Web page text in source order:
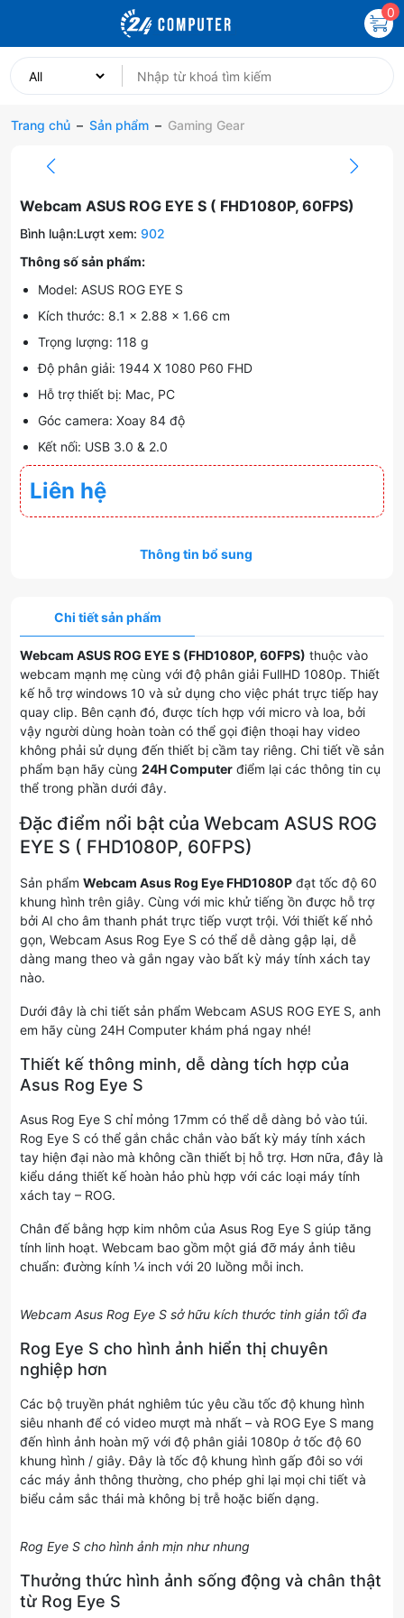
0
Trang chủ – Sản phẩm – Gaming Gear
Webcam ASUS ROG EYE S ( FHD1080P, 60FPS)
Bình luận:Lượt xem: 902
Thông số sản phẩm:
Model: ASUS ROG EYE S
Kích thước: 8.1 x 2.88 x 1.66 cm
Trọng lượng: 118 g
Độ phân giải: 1944 X 1080 P60 FHD
Hỗ trợ thiết bị: Mac, PC
Góc camera: Xoay 84 độ
Kết nối: USB 3.0 & 2.0
Liên hệ
Thông tin bổ sung
Chi tiết sản phẩm
Webcam ASUS ROG EYE S (FHD1080P, 60FPS) thuộc vào
webcam mạnh mẹ cùng với độ phân giải FullHD 1080p. Thiết
kế hỗ trợ windows 10 và sử dụng cho việc phát trực tiếp hay
quay clip. Bên cạnh đó, được tích hợp với micro và loa, bởi
vậy người dùng hoàn toàn có thể gọi điện thoại hay video
không phải sử dụng đến thiết bị cầm tay riêng. Chi tiết về sản
phẩm bạn hãy cùng 24H Computer điểm lại các thông tin cụ
thể trong phần dưới đây.
Đặc điểm nổi bật của Webcam ASUS ROG
EYE S ( FHD1080P, 60FPS)
Sản phẩm Webcam Asus Rog Eye FHD1080P đạt tốc độ 60
khung hình trên giây. Cùng với mic khử tiếng ồn được hỗ trợ
bởi AI cho âm thanh phát trực tiếp vượt trội. Với thiết kế nhỏ
gọn, Webcam Asus Rog Eye S có thể dễ dàng gập lại, dễ
dàng mang theo và gắn ngay vào bất kỳ máy tính xách tay
nào.
Dưới đây là chi tiết sản phẩm Webcam ASUS ROG EYE S, anh
em hãy cùng 24H Computer khám phá ngay nhé!
Thiết kế thông minh, dễ dàng tích hợp của
Asus Rog Eye S
Asus Rog Eye S chỉ mỏng 17mm có thể dễ dàng bỏ vào túi.
Rog Eye S có thể gắn chắc chắn vào bất kỳ máy tính xách
tay hiện đại nào mà không cần thiết bị hỗ trợ. Hơn nữa, đây là
kiểu dáng thiết kế hoàn hảo phù hợp với các loại máy tính
xách tay – ROG.
Chân đế bằng hợp kim nhôm của Asus Rog Eye S giúp tăng
tính linh hoạt. Webcam bao gồm một giá đỡ máy ảnh tiêu
chuẩn: đường kính ¼ inch với 20 luồng mỗi inch.
Webcam Asus Rog Eye S sở hữu kích thước tinh giản tối đa
Rog Eye S cho hình ảnh hiển thị chuyên
nghiệp hơn
Các bộ truyền phát nghiêm túc yêu cầu tốc độ khung hình
siêu nhanh để có video mượt mà nhất – và ROG Eye S mang
đến hình ảnh hoàn mỹ với độ phân giải 1080p ở tốc độ 60
khung hình / giây. Đây là tốc độ khung hình gấp đôi so với
các máy ảnh thông thường, cho phép ghi lại mọi chi tiết và
biểu cảm sắc thái mà không bị trễ hoặc biến dạng.
Rog Eye S cho hình ảnh mịn như nhung
Thưởng thức hình ảnh sống động và chân thật
từ Rog Eye S